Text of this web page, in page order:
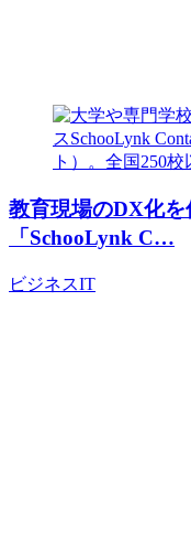
教育現場のDX化
「SchooLynk C…
ビジネスIT